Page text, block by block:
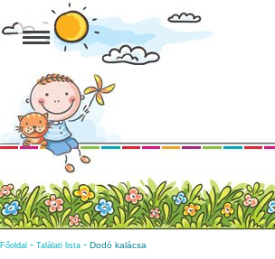
Főoldal - Találati lista - Dodó kalácsa